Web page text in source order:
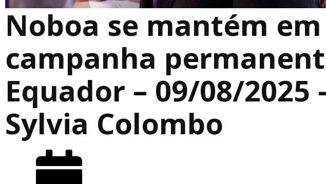
Noboa se mantém em
campanha
Equador – 09/08/2025
Sylvia Colombo